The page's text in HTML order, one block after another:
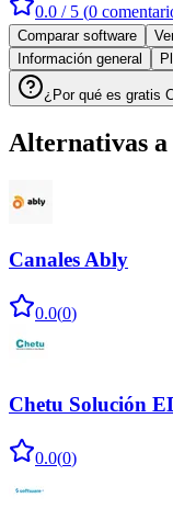
0.0 / 5 (0
Comparar software
Información general
¿Por qué es gratis
Alternativas a
Canales Ably
0.0(0)
Chetu Solución
0.0(0)